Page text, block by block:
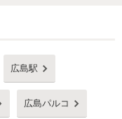
広島駅
広島パルコ